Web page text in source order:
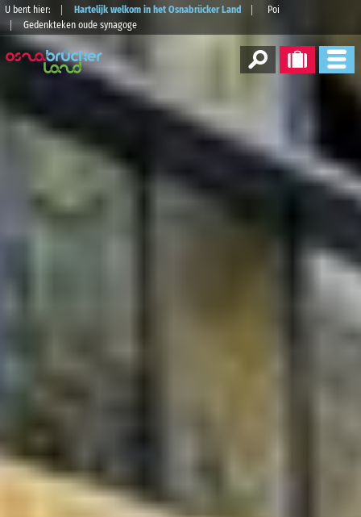
U bent hier: Hartelijk welkom in het Osnabrücker Land
Poi
Gedenkteken oude synagoge